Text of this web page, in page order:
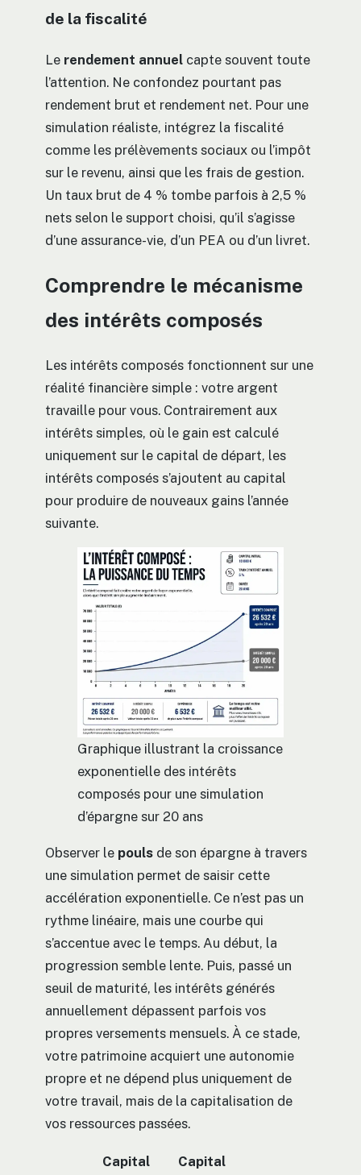
de la fiscalité
Le rendement annuel capte souvent toute
l’attention. Ne confondez pourtant pas
rendement brut et rendement net. Pour une
simulation réaliste, intégrez la fiscalité
comme les prélèvements sociaux ou l’impôt
sur le revenu, ainsi que les frais de gestion.
Un taux brut de 4 % tombe parfois à 2,5 %
nets selon le support choisi, qu’il s’agisse
d’une assurance-vie, d’un PEA ou d’un livret.
Comprendre le mécanisme
des intérêts composés
Les intérêts composés fonctionnent sur une
réalité financière simple : votre argent
travaille pour vous. Contrairement aux
intérêts simples, où le gain est calculé
uniquement sur le capital de départ, les
intérêts composés s’ajoutent au capital
pour produire de nouveaux gains l’année
suivante.
Graphique illustrant la croissance
exponentielle des intérêts
composés pour une simulation
d’épargne sur 20 ans
Observer le pouls de son épargne à travers
une simulation permet de saisir cette
accélération exponentielle. Ce n’est pas un
rythme linéaire, mais une courbe qui
s’accentue avec le temps. Au début, la
progression semble lente. Puis, passé un
seuil de maturité, les intérêts générés
annuellement dépassent parfois vos
propres versements mensuels. À ce stade,
votre patrimoine acquiert une autonomie
propre et ne dépend plus uniquement de
votre travail, mais de la capitalisation de
vos ressources passées.
Capital
Capital